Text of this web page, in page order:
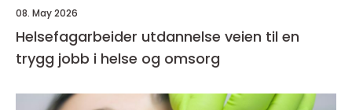
08. May 2026
Helsefagarbeider utdannelse veien til en
trygg jobb i helse og omsorg